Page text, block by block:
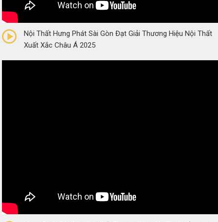
(0 Reviews)
Nội Thất Hưng Phát Sài Gòn Đạt Giải Thương Hiệu Nội Thất
Xuất Xắc Châu Á 2025
(0 Reviews)